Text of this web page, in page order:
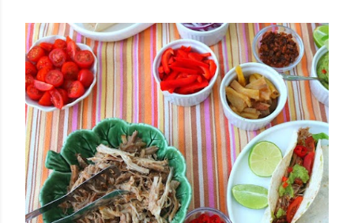
n
s
a
g
e
n
s